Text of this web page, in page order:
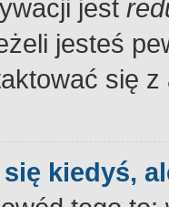
jest
jesteś
się
się kiedyś,